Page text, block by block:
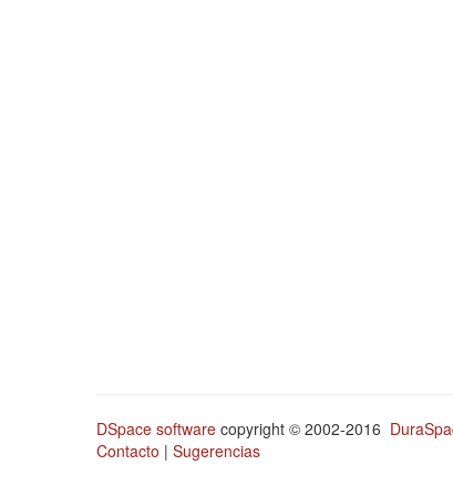
DSpace software copyright © 2002-2016
Contacto | Sugerencias